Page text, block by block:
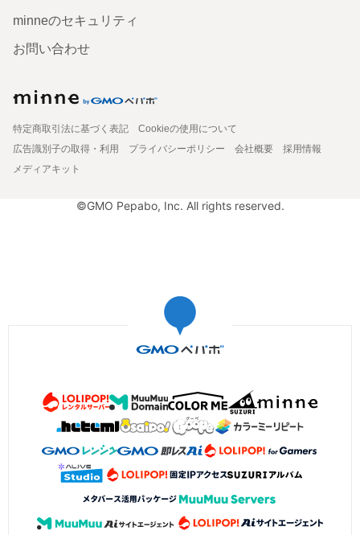
minneのセキュリティ
お問い合わせ
特定商取引法に基づく表記
Cookieの使用について
広告識別子の取得・利用
プライバシーポリシー 会社概要
採用情報
メディアキット
©GMO Pepabo, Inc. All rights reserved.